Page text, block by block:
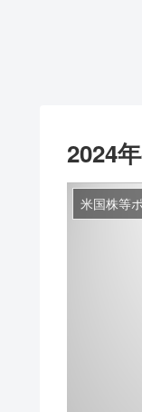
2024
米国株等